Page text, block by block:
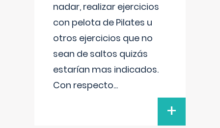
nadar, realizar ejercicios
con pelota de Pilates u
otros ejercicios que no
sean de saltos quizás
estarían mas indicados.
Con respecto...
+